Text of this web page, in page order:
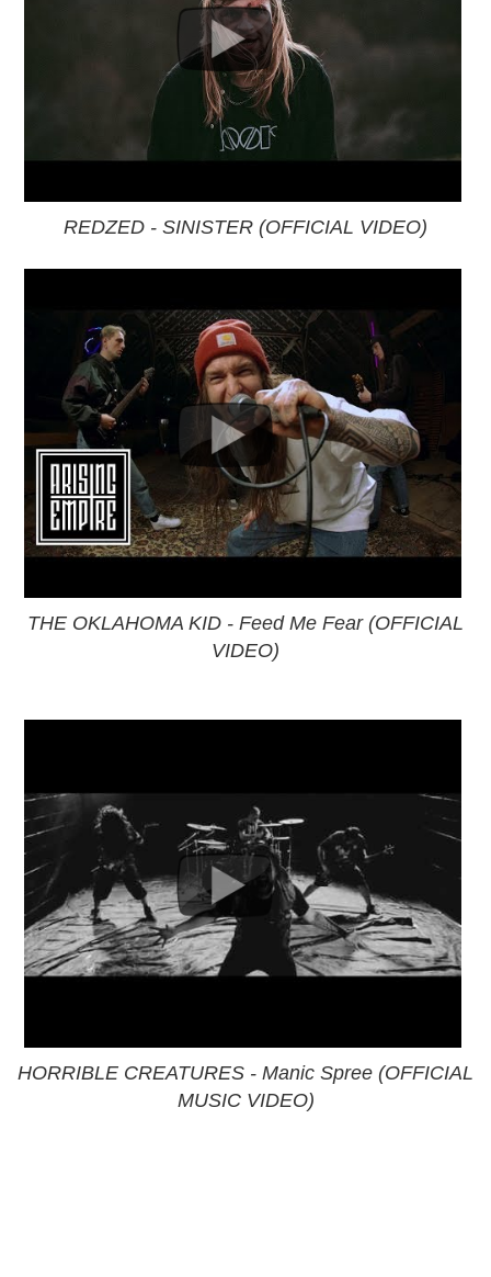
REDZED - SINISTER (OFFICIAL VIDEO)
THE OKLAHOMA KID - Feed Me Fear (OFFICIAL
VIDEO)
HORRIBLE CREATURES - Manic Spree (OFFICIAL
MUSIC VIDEO)